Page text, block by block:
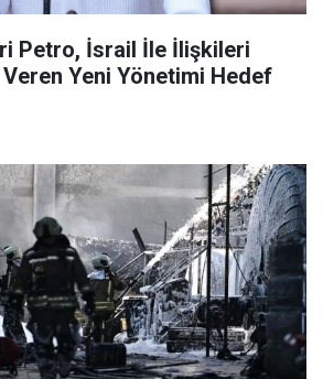
Petro, İsrail İle İlişkileri
Yeni Yönetimi Hedef